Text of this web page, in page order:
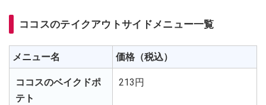
ココスのテイクアウトサイドメニュー一覧
メニュー名 価格（税込）
ココスのベイクドポ
テト
213円